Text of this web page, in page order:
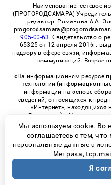
Наименование: сетевое
(ПРОГОРОДСАМАРА)
редактор: Романова А.А.
905-00-63 . Свидетельство о
65325 от 12 апреля 2016г.
надзору в сфере связи,
коммуникаций.
«На информационном ресурсе
технологии
информации на основе
сведений, относящихся к
«Интернет», находящихся
Федерации)». Правила
технологий в виджетах
© 2026
Возрастная
Политика
Мы используем cookie. Во
соглашаетесь с тем,
персональные данные с
Метрика,
Я